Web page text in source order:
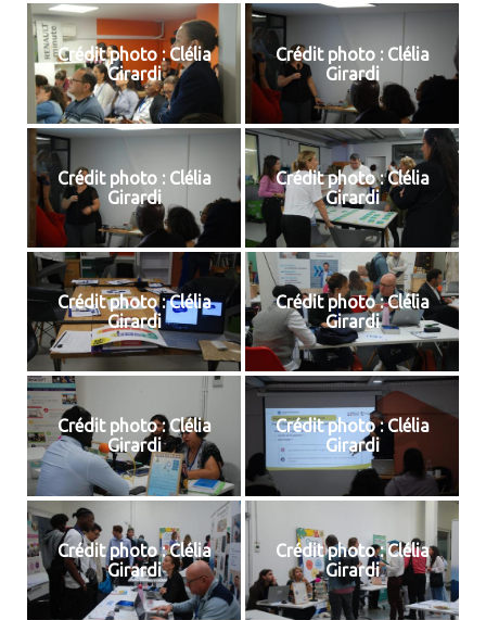
Crédit photo : Clélia
Girardi
Crédit photo : Clélia
Girardi
Crédit photo : Clélia
Girardi
Crédit photo : Clélia
Girardi
Crédit photo : Clélia
Girardi
Crédit photo : Clélia
Girardi
Crédit photo : Clélia
Girardi
Crédit photo : Clélia
Girardi
Crédit photo : Clélia
Girardi
Crédit photo : Clélia
Girardi